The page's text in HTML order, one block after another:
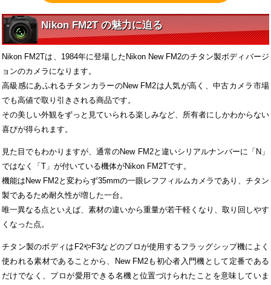
Nikon FM2T の魅力に迫る
Nikon FM2Tは、1984年に登場したNikon New FM2のチタン製ボディバージ
ョンのカメラになります。
高級感にあふれるチタンカラーのNew FM2は人気が高く、中古カメラ市場
でも高値で取り引きされる商品です。
その美しい外観をずっと見ていられる楽しみなど、所有者にしかわからない
喜びが得られます。
見た目でもわかりますが、通常のNew FM2と違いシリアルナンバーに「N」
ではなく「T」が付いている機体がNikon FM2Tです。
機能はNew FM2と変わらず35mmの一眼レフフィルムカメラであり、チタン
製であるため耐久性が増した一台。
唯一異なる点といえば、素材の違いから重量が若干軽くなり、取り回しやす
くなった点。
チタン製のボディはF2やF3などのプロが使用するフラッグシップ機によく
使われる素材であることから、New FM2も初心者入門機として定番である
だけでなく、プロが愛用できる名機と位置づけられたことを意味していま